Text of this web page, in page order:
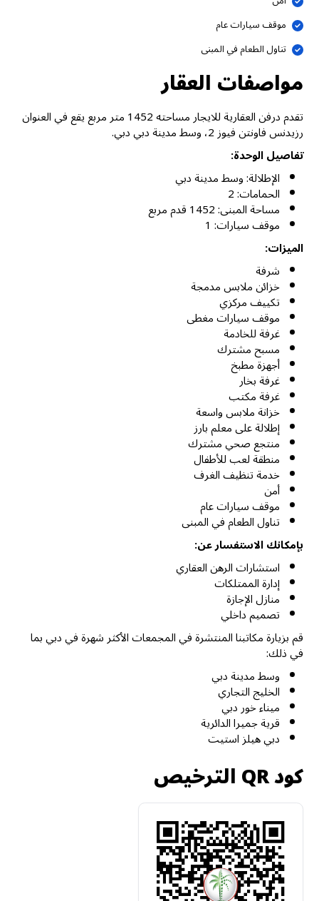
موقف سيارات عام
تناول الطعام في المبنى
مواصفات العقار
تقدم درفن العقارية للايجار مساحته 1452 متر مربع يقع في العنوان
رزيدنس فاونتن فيوز 2، وسط مدينة دبي دبي.
تفاصيل الوحدة:
الإطلالة: وسط مدينة دبي
الحمامات: 2
مساحة المبنى: 1452 قدم مربع
موقف سيارات: 1
الميزات:
شرفة
خزائن ملابس مدمجة
تكييف مركزي
موقف سيارات مغطى
غرفة للخادمة
مسبح مشترك
أجهزة مطبخ
غرفة بخار
غرفة مكتب
خزانة ملابس واسعة
إطلالة على معلم بارز
منتجع صحي مشترك
منطقة لعب للأطفال
خدمة تنظيف الغرف
أمن
موقف سيارات عام
تناول الطعام في المبنى
بإمكانك الاستفسار عن:
استشارات الرهن العقاري
إدارة الممتلكات
منازل الإجازة
تصميم داخلي
قم بزيارة مكاتبنا المنتشرة في المجمعات الأكثر شهرة في دبي بما
في ذلك:
وسط مدينة دبي
الخليج التجاري
ميناء خور دبي
قرية جميرا الدائرية
دبي هيلز استيت
كود QR الترخيص